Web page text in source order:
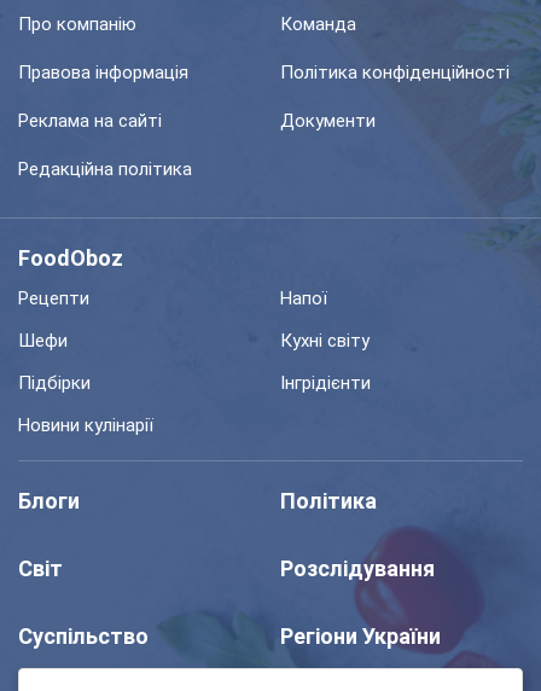
Про компанію Команда
Правова інформація Політика конфіденційності
Реклама на сайті Документи
Редакційна політика
FoodOboz
Рецепти
Напої
Шефи
Кухні світу
Підбірки
Інгрідієнти
Новини кулінарії
Блоги Політика
Світ Розслідування
Суспільство Регіони України